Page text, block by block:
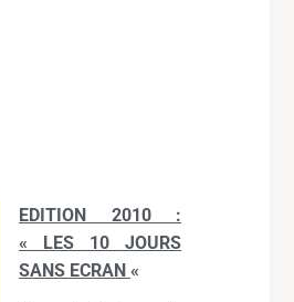
EDITION 2010 :
« LES 10 JOURS
SANS ECRAN «